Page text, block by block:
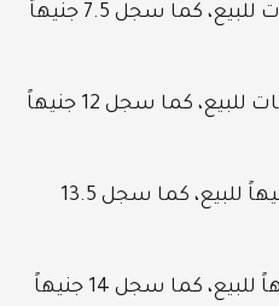
سجل عيار 600، 9 جنيهات للبيع، كما سجل 7.5 جنيهاً
سجل عيار 800، 10 جنيهات للبيع، كما سجل 12 جنيهاً
سجل عيار 900، 11.25 جنيهاً للبيع، كما سجل 13.5
سجل عيار 925، 11.5 جنيهاً للبيع، كما سجل 14 جنيهاً